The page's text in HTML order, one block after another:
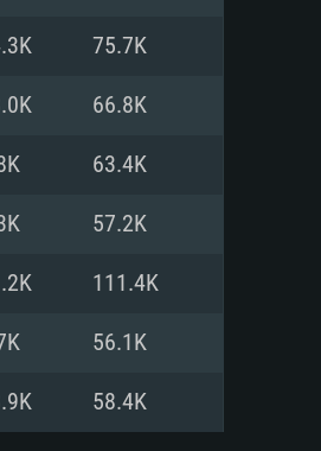
하는 Nvidia
이언트)
신 그래픽 드라
드라이버를
최소사양 지원
75.7K
66.8K
63.4K
57.2K
111.4K
56.1K
58.4K